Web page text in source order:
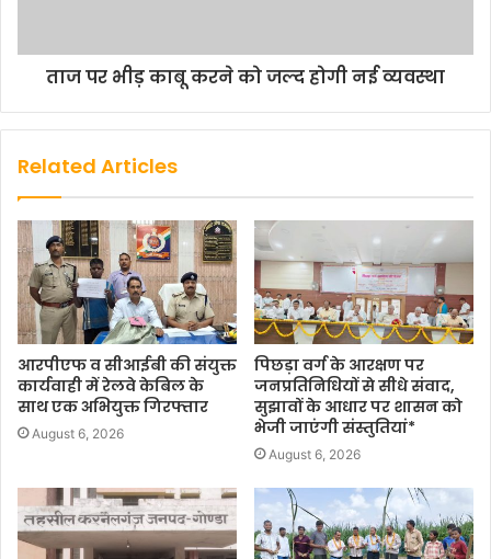
ताज पर भीड़ काबू करने को जल्द होगी नई व्यवस्था
Related Articles
आरपीएफ व सीआईबी की संयुक्त
कार्यवाही में रेलवे केबिल के
साथ एक अभियुक्त गिरफ्तार
August 6, 2026
पिछड़ा वर्ग के आरक्षण पर
जनप्रतिनिधियों से सीधे संवाद,
सुझावों के आधार पर शासन को
भेजी जाएंगी संस्तुतियां*
August 6, 2026